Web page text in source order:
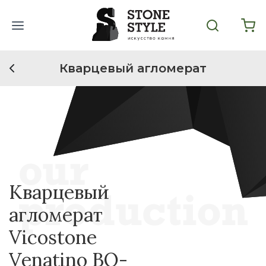
Кварцевый агломерат
Кварцевый
агломерат
Vicostone
Venatino BQ-